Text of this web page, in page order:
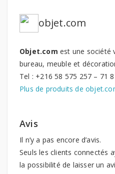
objet.com
Objet.com est une société
bureau, meuble et
Tel : +216 58 575 257 – 71
Plus de produits de
Avis
Il n’y a pas encore d’avis.
Seuls les clients connectés
la possibilité de laisser un